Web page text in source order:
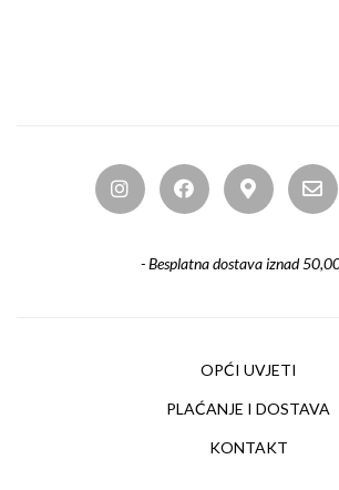
- Besplatna dostava iznad
OPĆI UVJETI
PLAĆANJE I DOSTAVA
KONTAKT